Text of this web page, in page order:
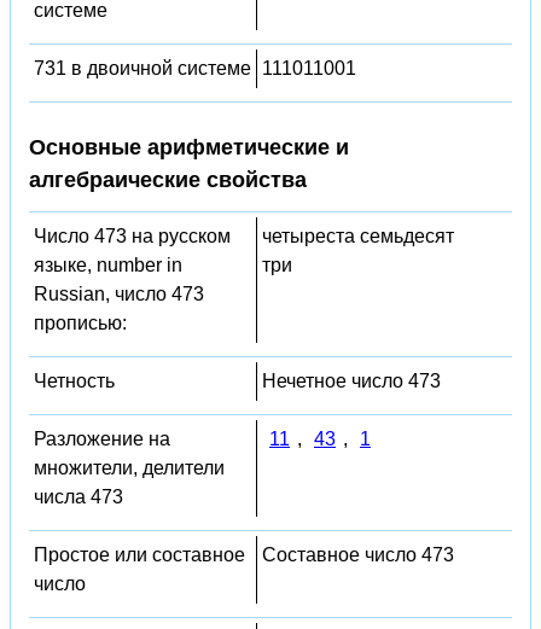
системе
731 в двоичной системе 111011001
Основные арифметические и
алгебраические свойства
Число 473 на русском
языке, number in
Russian, число 473
прописью:
четыреста семьдесят
три
Четность Нечетное число 473
Разложение на
множители, делители
числа 473
11 , 43 , 1
Простое или составное
число
Составное число 473